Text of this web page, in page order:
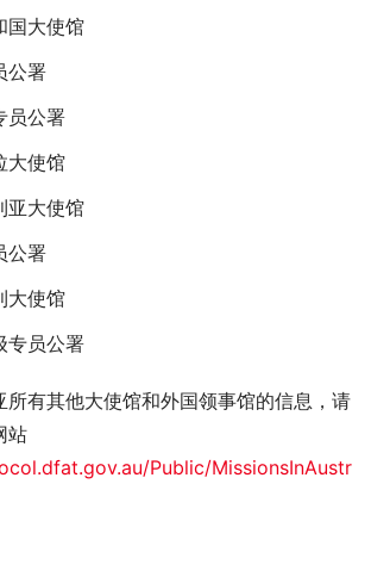
国大使馆
公署
员公署
大使馆
亚大使馆
公署
大使馆
专员公署
所有其他大使馆和外国领事馆的信息，请
站
Public/MissionsInAustr